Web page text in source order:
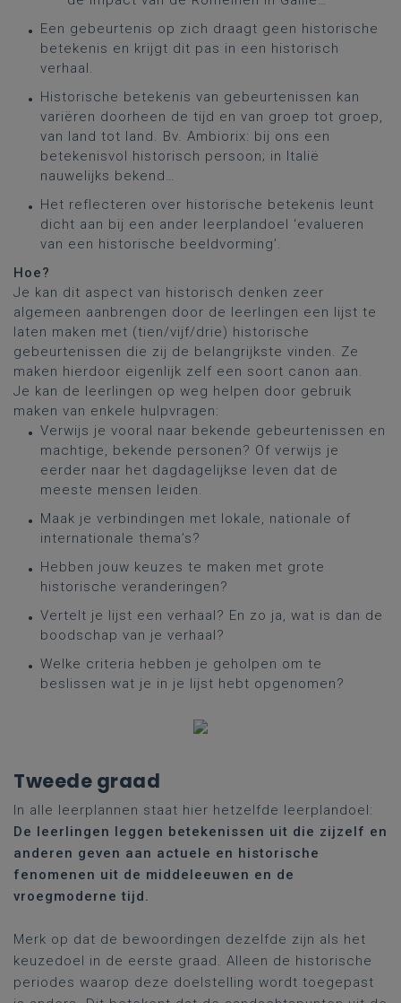
Een gebeurtenis op zich draagt geen historische
betekenis en krijgt dit pas in een historisch
verhaal.
Historische betekenis van gebeurtenissen kan
variëren doorheen de tijd en van groep tot groep,
van land tot land. Bv. Ambiorix: bij ons een
betekenisvol historisch persoon; in Italië
nauwelijks bekend…
Het reflecteren over historische betekenis leunt
dicht aan bij een ander leerplandoel ‘evalueren
van een historische beeldvorming’.
Hoe?
Je kan dit aspect van historisch denken zeer
algemeen aanbrengen door de leerlingen een lijst te
laten maken met (tien/vijf/drie) historische
gebeurtenissen die zij de belangrijkste vinden. Ze
maken hierdoor eigenlijk zelf een soort canon aan.
Je kan de leerlingen op weg helpen door gebruik
maken van enkele hulpvragen:
Verwijs je vooral naar bekende gebeurtenissen en
machtige, bekende personen? Of verwijs je
eerder naar het dagdagelijkse leven dat de
meeste mensen leiden.
Maak je verbindingen met lokale, nationale of
internationale thema’s?
Hebben jouw keuzes te maken met grote
historische veranderingen?
Vertelt je lijst een verhaal? En zo ja, wat is dan de
boodschap van je verhaal?
Welke criteria hebben je geholpen om te
beslissen wat je in je lijst hebt opgenomen?
Tweede graad
In alle leerplannen staat hier hetzelfde leerplandoel:
De leerlingen leggen betekenissen uit die zijzelf en
anderen geven aan actuele en historische
fenomenen uit de middeleeuwen en de
vroegmoderne tijd.
Merk op dat de bewoordingen dezelfde zijn als het
keuzedoel in de eerste graad. Alleen de historische
periodes waarop deze doelstelling wordt toegepast